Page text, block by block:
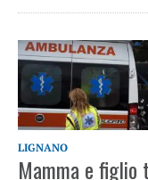
LIGNANO
Mamma e